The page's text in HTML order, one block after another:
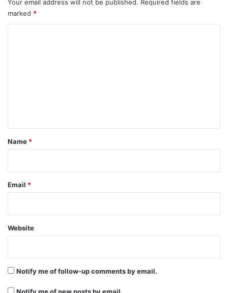
Your email address will not be published. Required fields are
marked *
*
Name *
Email *
Website
Notify me of follow-up comments by email.
Notify me of new posts by email.